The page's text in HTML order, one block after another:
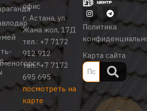
офис
г. Астана, ул.
Жана жол, 17Д
тел.: +7 7172
912 912
тел.:+7 7172
695 695
посмотреть на
карте
Политика
Карта сайта